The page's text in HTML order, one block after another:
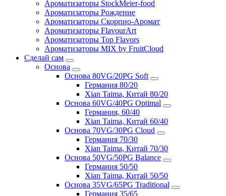
Ароматизаторы StockMeier-food
Ароматизаторы Рождение
Ароматизаторы Скорпио-Аромат
Ароматизаторы FlavourArt
Ароматизаторы Top Flavors
Ароматизаторы MIX by FruitCloud
Сделай сам
Основа
Основа 80VG/20PG Soft
Германия 80/20
Xian Taima, Китай 80/20
Основа 60VG/40PG Optimal
Германия, 60/40
Xian Taima, Китай 60/40
Основа 70VG/30PG Cloud
Германия 70/30
Xian Taima, Китай 70/30
Основа 50VG/50PG Balance
Германия 50/50
Xian Taima, Китай 50/50
Основа 35VG/65PG Traditional
Германия 35/65